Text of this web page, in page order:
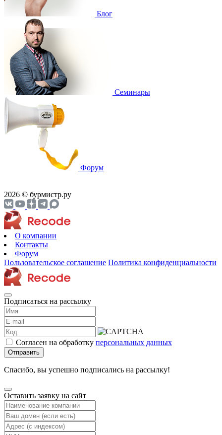
Блог
Cеминары
Форум
2026 © бурмистр.ру
О компании
Контакты
Форум
Пользовательское соглашение Политика конфиденциальности
Подписаться на рассылку
Согласен на обработку персональных данных
Отправить
Спасибо, вы успешно подписались на рассылку!
Оставить заявку на сайт